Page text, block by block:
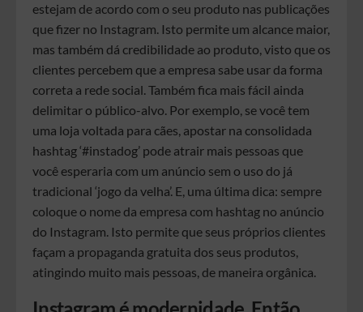
estejam de acordo com o seu produto nas publicações
que fizer no Instagram. Isto permite um alcance maior,
mas também dá credibilidade ao produto, visto que os
clientes percebem que a empresa sabe usar da forma
correta a rede social. Também fica mais fácil ainda
delimitar o público-alvo. Por exemplo, se você tem
uma loja voltada para cães, apostar na consolidada
hashtag ‘#instadog’ pode atrair mais pessoas que
você esperaria com um anúncio sem o uso do já
tradicional ‘jogo da velha’. E, uma última dica: sempre
coloque o nome da empresa com hashtag no anúncio
do Instagram. Isto permite que seus próprios clientes
façam a propaganda gratuita dos seus produtos,
atingindo muito mais pessoas, de maneira orgânica.